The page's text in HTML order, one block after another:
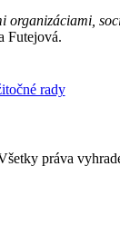
Futejová.
práva